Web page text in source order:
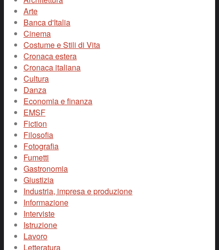
Arte
Banca d'Italia
Cinema
Costume e Stili di Vita
Cronaca estera
Cronaca italiana
Cultura
Danza
Economia e finanza
EMSF
Fiction
Filosofia
Fotografia
Fumetti
Gastronomia
Giustizia
Industria, impresa e produzione
Informazione
Interviste
Istruzione
Lavoro
Letteratura